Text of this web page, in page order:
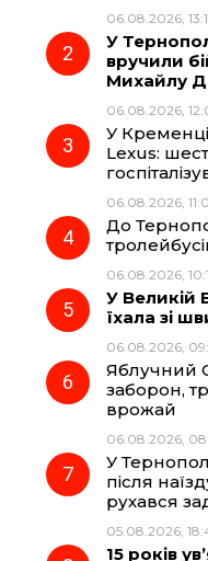
o
k
06.08.2026,
У
вручили
Михайлу
06.08.2026,
У Кременці
Lexus:
06.08.2026,
До
06.08.2026,
У Великій
їхала зі
06.08.2026,
Яблучний
заборон,
врожай
06.08.2026,
У
після
рухався
05.08.2026,
15 років